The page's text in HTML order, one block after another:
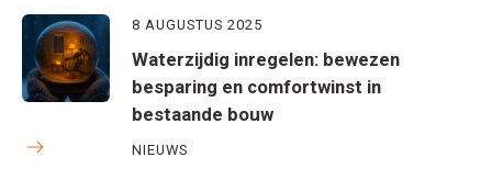
8 AUGUSTUS 2025
Waterzijdig inregelen: bewezen
besparing en comfortwinst in
bestaande bouw
NIEUWS